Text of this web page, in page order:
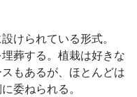
けられている形式。
葬する。植栽は好きな
もあるが、ほとんどは
委ねられる。